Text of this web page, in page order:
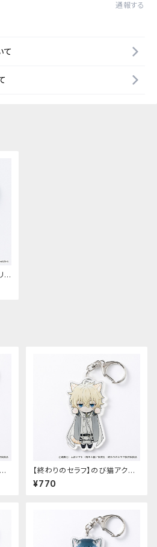
通報する
て
ル
【終わりのセラフ】のび猫アクリ
ルキーホルダー（百夜ミカエラ）
¥770